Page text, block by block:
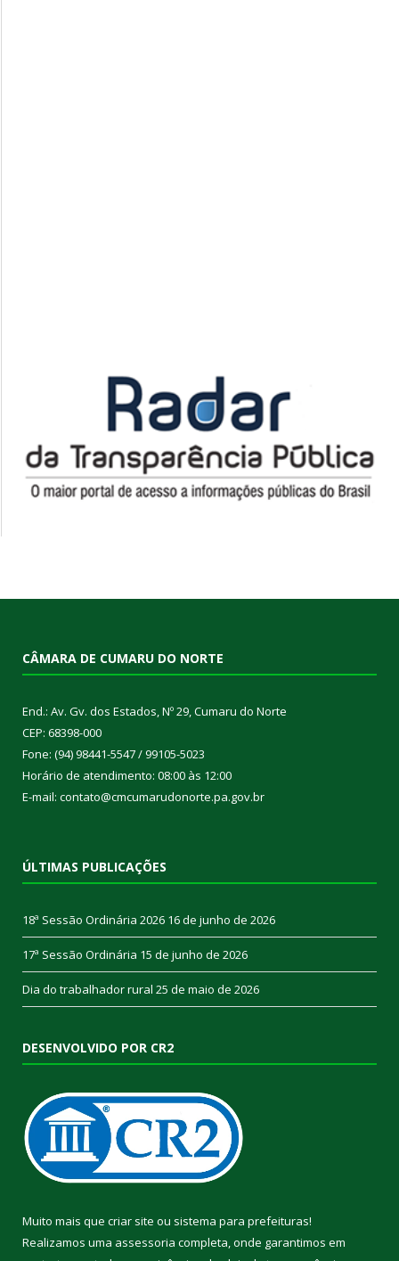
CÂMARA DE CUMARU DO NORTE
End.: Av. Gv. dos Estados, Nº 29, Cumaru do Norte
CEP: 68398-000
Fone: (94) 98441-5547 / 99105-5023
Horário de atendimento: 08:00 às 12:00
E-mail: contato@cmcumarudonorte.pa.gov.br
ÚLTIMAS PUBLICAÇÕES
18ª Sessão Ordinária 2026 16 de junho de 2026
17ª Sessão Ordinária 15 de junho de 2026
Dia do trabalhador rural 25 de maio de 2026
DESENVOLVIDO POR CR2
Muito mais que criar site ou sistema para prefeituras!
Realizamos uma assessoria completa, onde garantimos em